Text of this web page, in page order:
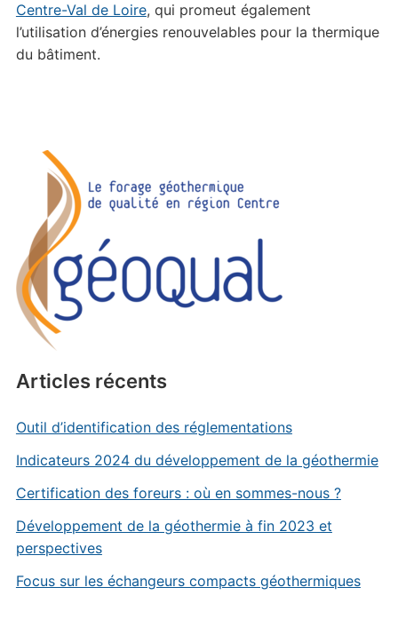
Centre-Val de Loire, qui promeut également
l’utilisation d’énergies renouvelables pour la thermique
du bâtiment.
Articles récents
Outil d’identification des réglementations
Indicateurs 2024 du développement de la géothermie
Certification des foreurs : où en sommes-nous ?
Développement de la géothermie à fin 2023 et
perspectives
Focus sur les échangeurs compacts géothermiques